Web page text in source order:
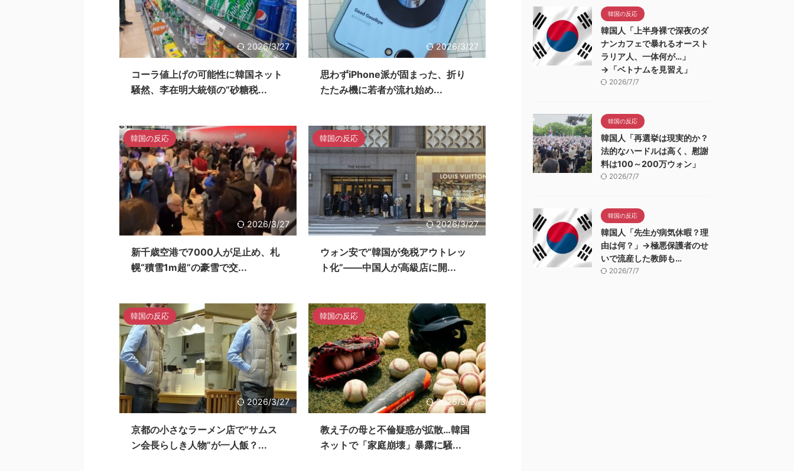
2026/3/27
コーラ値上げの可能性に韓国ネット
騒然、李在明大統領の“砂糖税...
2026/3/27
思わずiPhone派が固まった、折り
たたみ機に若者が流れ始め...
2026/3/27
韓国の反応
新千歳空港で7000人が足止め、札
幌“積雪1m超”の豪雪で交...
2026/3/27
韓国の反応
ウォン安で“韓国が免税アウトレッ
ト化”――中国人が高級店に開...
2026/3/27
韓国の反応
京都の小さなラーメン店で“サムス
ン会長らしき人物”が一人飯？...
2026/3/27
韓国の反応
教え子の母と不倫疑惑が拡散…韓国
ネットで「家庭崩壊」暴露に騒...
韓国の反応
韓国人「上半身裸で深夜のダ
ナンカフェで暴れるオースト
ラリア人、一体何が…」
→「ベトナムを見習え」
2026/7/7
韓国の反応
韓国人「再選挙は現実的か？
法的なハードルは高く、慰謝
料は100～200万ウォン」
2026/7/7
韓国の反応
韓国人「先生が病気休暇？理
由は何？」→極悪保護者のせ
いで流産した教師も…
2026/7/7